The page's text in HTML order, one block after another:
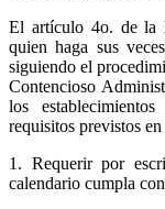
El artículo 4o. de la
quien haga sus
siguiendo el
Contencioso
los
requisitos previstos
1. Requerir por
calendario cumpla